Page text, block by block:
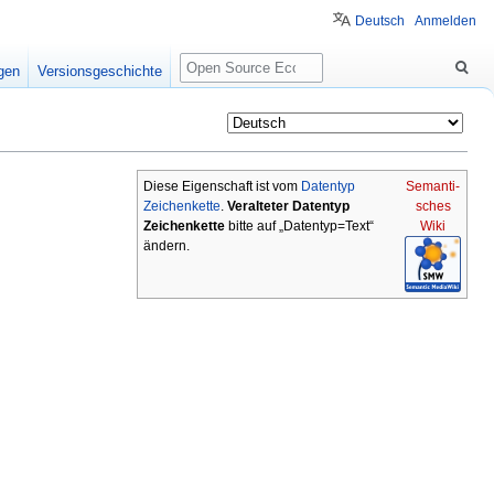
Semanti-
sches
Wiki
Diese Eigenschaft ist vom Datentyp
Zeichenkette. Veralteter Datentyp
Zeichenkette bitte auf „Datentyp=Text“
ändern.
Deutsch Anmelden
Versionsgeschichte
Suche